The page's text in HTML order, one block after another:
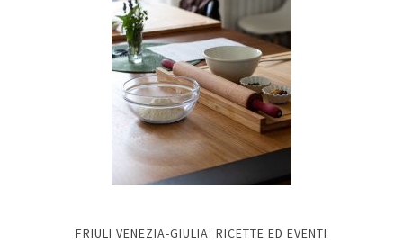
FRIULI VENEZIA-GIULIA: RICETTE ED EVENTI